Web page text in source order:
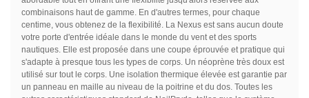
combinaisons haut de gamme. En d'autres termes, pour chaque
centime, vous obtenez de la flexibilité. La Nexus est sans aucun doute
votre porte d'entrée idéale dans le monde du vent et des sports
nautiques. Elle est proposée dans une coupe éprouvée et pratique qui
s'adapte à presque tous les types de corps. Un néoprène très doux est
utilisé sur tout le corps. Une isolation thermique élevée est garantie par
un panneau en maille au niveau de la poitrine et du dos. Toutes les